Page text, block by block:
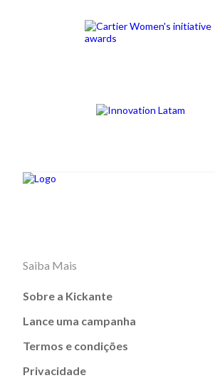
Saiba Mais
Sobre a Kickante
Lance uma campanha
Termos e condições
Privacidade